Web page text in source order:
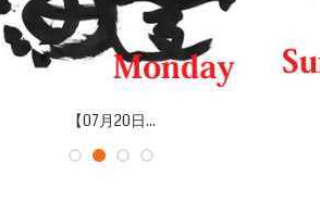
【07月20日...